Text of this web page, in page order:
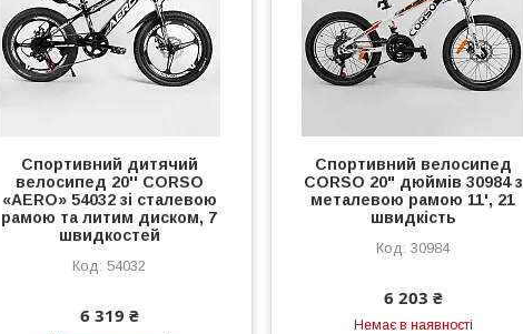
Спортивний дитячий
велосипед 20'' CORSO
«AERO» 54032 зі сталевою
рамою та литим диском, 7
швидкостей
54032
6 319 ₴
Спортивний велосипед
CORSO 20" дюймів 30984 з
металевою рамою 11', 21
швидкість
30984
6 203 ₴
Немає в наявності